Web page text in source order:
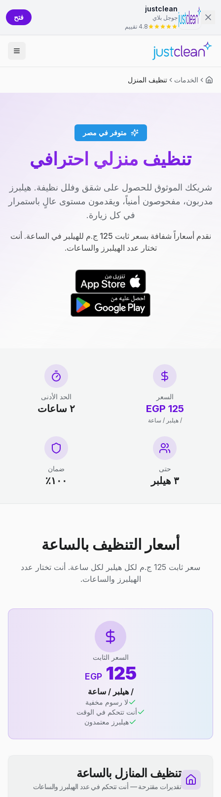
justclean
جوجل بلاي
4.8 تقييم
فتح
الخدمات تنظيف المنزل
متوفر في مصر
تنظيف منزلي احترافي
شريكك الموثوق للحصول على شقق وفلل نظيفة. هيلبرز
مدربون، مفحوصون أمنياً، ويقدمون مستوى عالٍ باستمرار
في كل زيارة.
نقدم أسعاراً شفافة بسعر ثابت 125 ج.م للهيلبر في الساعة. أنت
تختار عدد الهيلبرز والساعات.
السعر
125 EGP
/ هيلبر / ساعة
الحد الأدنى
٢ ساعات
حتى
٣ هيلبر
ضمان
١٠٠٪
أسعار التنظيف بالساعة
سعر ثابت 125 ج.م لكل هيلبر لكل ساعة. أنت تختار عدد
الهيلبرز والساعات.
السعر الثابت
125
EGP
/ هيلبر / ساعة
لا رسوم مخفية
أنت تتحكم في الوقت
هيلبرز معتمدون
تنظيف المنازل بالساعة
تقديرات مقترحة — أنت تتحكم في عدد الهيلبرز والساعات